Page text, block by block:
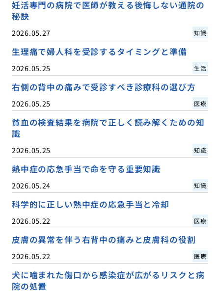
妊活専門の病院で医師が教える後悔しない通院の
秘訣
2026.05.27 知識
生理痛で婦人科を受診するタイミングと準備
2026.05.25 生活
右側の背中の痛みで受診すべき診療科の選び方
2026.05.25 医療
貧血の検査結果を病院で正しく読み解くための知
識
2026.05.25 知識
熱中症の応急手当で命を守る重要知識
2026.05.24 知識
科学的に正しい熱中症の応急手当と冷却
2026.05.22 医療
皮膚の異常を伴う右背中の痛みと皮膚科の役割
2026.05.22 医療
犬に噛まれた傷口から感染症が広がるリスクと病
院の処置